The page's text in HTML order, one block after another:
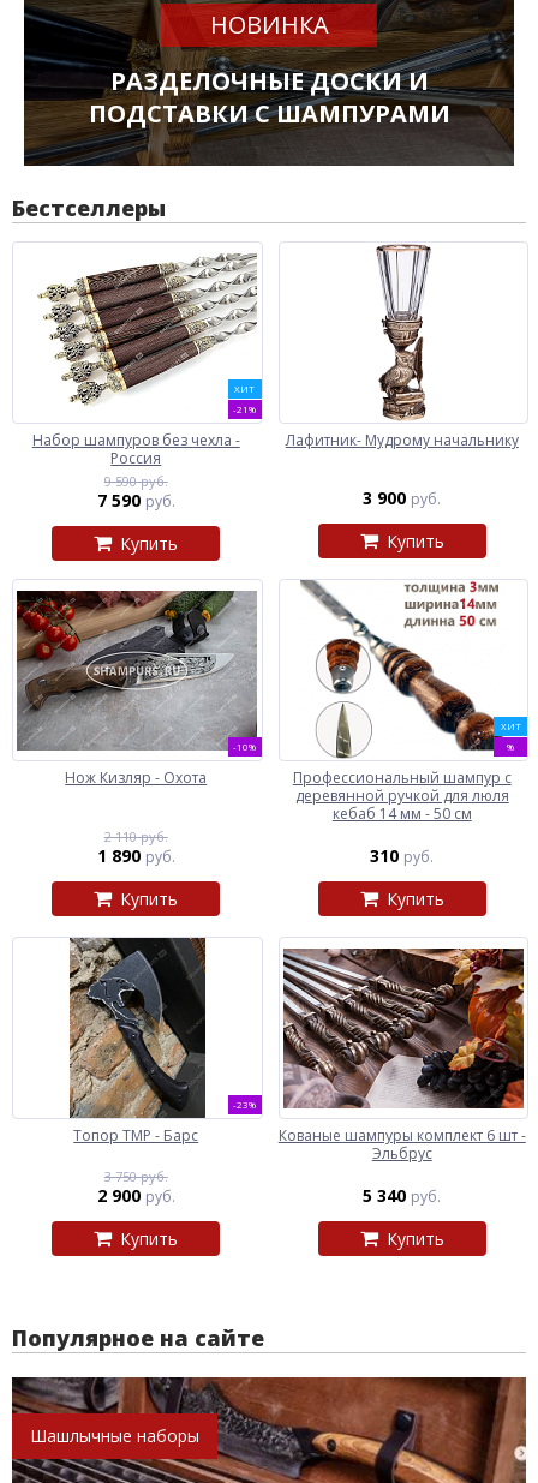
НОВИНКА
РАЗДЕЛОЧНЫЕ ДОСКИ И
ПОДСТАВКИ С ШАМПУРАМИ
Бестселлеры
ХИТ
-21%
Набор шампуров без чехла -
Россия
9 590 руб.
7 590 руб.
Купить
Лафитник- Мудрому начальнику
3 900 руб.
Купить
-10%
Нож Кизляр - Охота
2 110 руб.
1 890 руб.
Купить
ХИТ
%
Профессиональный шампур с
деревянной ручкой для люля
кебаб 14 мм - 50 см
310 руб.
Купить
-23%
Топор ТМР - Барс
3 750 руб.
2 900 руб.
Купить
Кованые шампуры комплект 6 шт -
Эльбрус
5 340 руб.
Купить
Популярное на сайте
Шашлычные наборы